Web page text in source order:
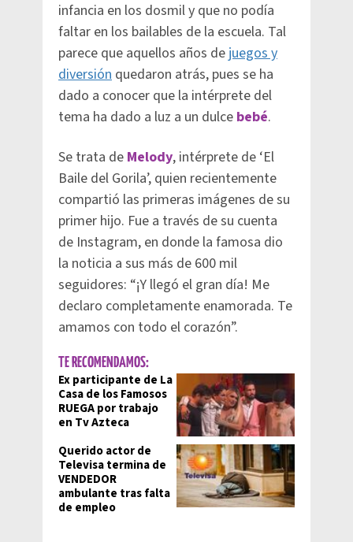
infancia en los dosmil y que no podía
faltar en los bailables de la escuela. Tal
parece que aquellos años de juegos y
diversión quedaron atrás, pues se ha
dado a conocer que la intérprete del
tema ha dado a luz a un dulce bebé.
Se trata de Melody, intérprete de ‘El
Baile del Gorila’, quien recientemente
compartió las primeras imágenes de su
primer hijo. Fue a través de su cuenta
de Instagram, en donde la famosa dio
la noticia a sus más de 600 mil
seguidores: “¡Y llegó el gran día! Me
declaro completamente enamorada. Te
amamos con todo el corazón”.
TE RECOMENDAMOS:
Ex participante de La
Casa de los Famosos
RUEGA por trabajo
en Tv Azteca
Querido actor de
Televisa termina de
VENDEDOR
ambulante tras falta
de empleo